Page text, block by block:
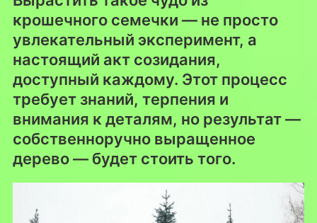
крошечного семечки — не просто
увлекательный эксперимент, а
настоящий акт созидания,
доступный каждому. Этот процесс
требует знаний, терпения и
внимания к деталям, но результат —
собственноручно выращенное
дерево — будет стоить того.